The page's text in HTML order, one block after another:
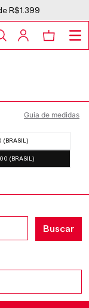
R$1.399
Guia de medidas
(BRASIL)
(BRASIL)